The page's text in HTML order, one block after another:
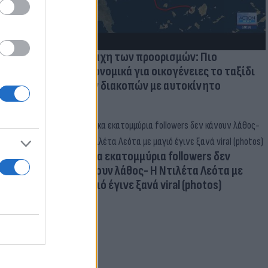
Η μάχη των προορισμών: Πιο
οικονομικά για οικογένειες το ταξίδι
των διακοπών με αυτοκίνητο
τα F-35
Δέκα εκατομμύρια followers δεν
κάνουν λάθος- Η Ντιλέτα Λεότα με
μαγιό έγινε ξανά viral (photos)